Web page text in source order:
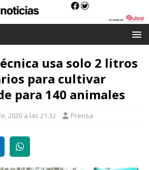
usa solo 2 litros
para cultivar
para 140 animales
2020 a las 21:32 Prensa